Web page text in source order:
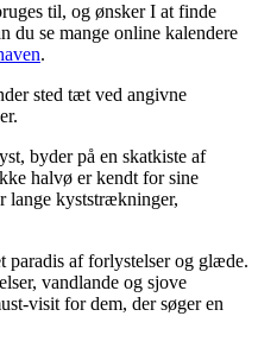
til, og ønsker I at finde
du se mange online kalendere
.
sted tæt ved angivne
byder på en skatkiste af
halvø er kendt for sine
lange kyststrækninger,
paradis af forlystelser og glæde.
vandlande og sjove
visit for dem, der søger en